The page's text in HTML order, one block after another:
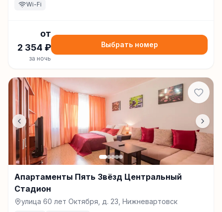
Wi-Fi
от
2 354 ₽
за ночь
Выбрать номер
Апартаменты Пять Звёзд Центральный
Стадион
улица 60 лет Октября, д. 23, Нижневартовск